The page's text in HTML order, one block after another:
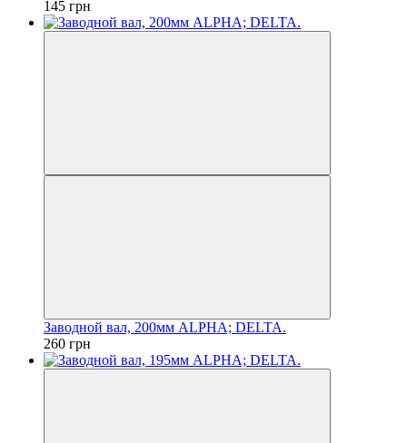
145 грн
Заводной вал, 200мм ALPHA; DELTA.
260 грн